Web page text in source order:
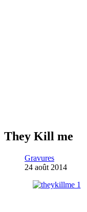
They Kill me
Gravures
24 août 2014